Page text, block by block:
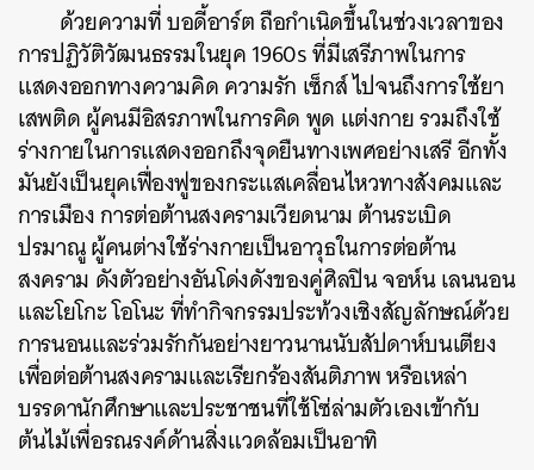
ด้วยความที่ บอดี้อาร์ต ถือกำเนิดขึ้นในช่วงเวลาของ
การปฏิวัติวัฒนธรรมในยุค 1960s ที่มีเสรีภาพในการ
แสดงออกทางความคิด ความรัก เซ็กส์ ไปจนถึงการใช้ยา
เสพติด ผู้คนมีอิสรภาพในการคิด พูด แต่งกาย รวมถึงใช้
ร่างกายในการแสดงออกถึงจุดยืนทางเพศอย่างเสรี อีกทั้ง
มันยังเป็นยุคเฟื่องฟูของกระแสเคลื่อนไหวทางสังคมและ
การเมือง การต่อต้านสงครามเวียดนาม ต้านระเบิด
ปรมาณู ผู้คนต่างใช้ร่างกายเป็นอาวุธในการต่อต้าน
สงคราม ดังตัวอย่างอันโด่งดังของคู่ศิลปิน จอห์น เลนนอน
และโยโกะ โอโนะ ที่ทำกิจกรรมประท้วงเชิงสัญลักษณ์ด้วย
การนอนและร่วมรักกันอย่างยาวนานนับสัปดาห์บนเตียง
เพื่อต่อต้านสงครามและเรียกร้องสันติภาพ หรือเหล่า
บรรดานักศึกษาและประชาชนที่ใช้โซ่ล่ามตัวเองเข้ากับ
ต้นไม้เพื่อรณรงค์ด้านสิ่งแวดล้อมเป็นอาทิ